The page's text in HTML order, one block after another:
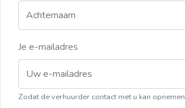
Je e-mailadres
Zodat de verhuurder contact met u kan opnemen